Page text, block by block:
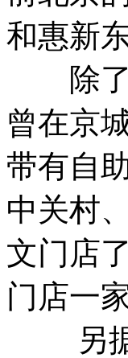
和惠新
除了
曾在京
带有自
中关村
文门店
门店一
另据